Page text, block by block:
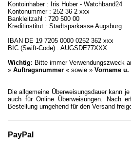
Kontoinhaber : Iris Huber - Watchband24
Kontonummer : 252 36 2 xxx
Bankleitzahl : 720 500 00
Kreditinstitut : Stadtsparkasse Augsburg
IBAN DE 19 7205 0000 0252 362 xxx
BIC (Swift-Code) : AUGSDE77XXX
Wichtig: Bitte immer Verwendungszweck
» Auftragsnummer « sowie » Vorname u.
Die allgemeine Überweisungsdauer kann
auch für Online Überweisungen. Nach
Bestellung umgehend für den Versand
PayPal